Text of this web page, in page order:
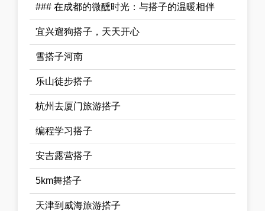
### 在成都的微醺时光：与搭子的温暖相伴
宜兴遛狗搭子，天天开心
雪搭子河南
乐山徒步搭子
杭州去厦门旅游搭子
编程学习搭子
安吉露营搭子
5km舞搭子
天津到威海旅游搭子